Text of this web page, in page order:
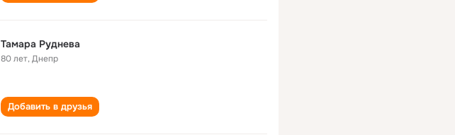
Тамара Руднева
80 лет,Днепр
Добавить в друзья